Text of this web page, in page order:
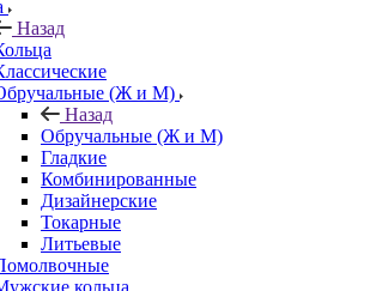
Назад
(Ж и М)
Назад
Обручальные (Ж и М)
Гладкие
Комбинированные
Дизайнерские
Токарные
Литьевые
кольца